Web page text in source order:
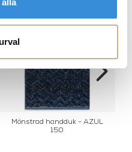
Mönstrad handduk - AZUL
150